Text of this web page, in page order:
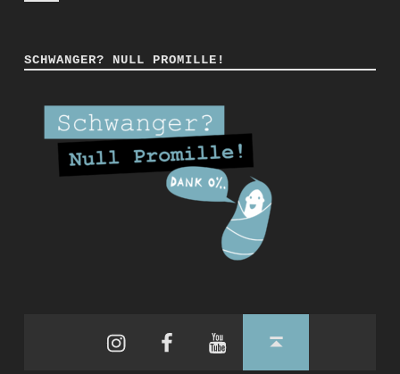
SCHWANGER? NULL PROMILLE!
FacebookYouTubeBack to top ↑